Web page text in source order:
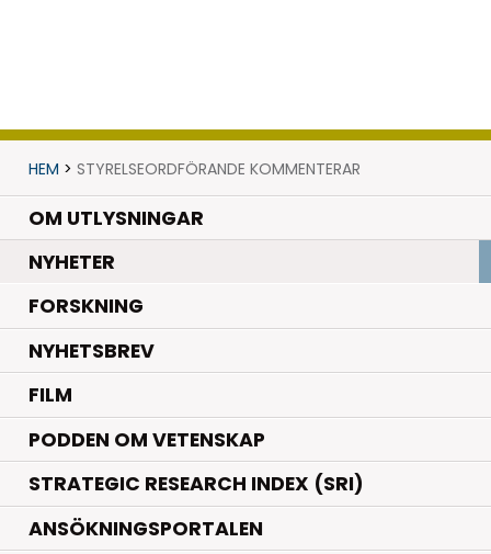
HEM > STYRELSEORDFÖRANDE KOMMENTERAR
OM UTLYSNINGAR
NYHETER.
FORSKNING.
NYHETSBREV
FILM
PODDEN OM VETENSKAP
STRATEGIC RESEARCH INDEX (SRI)
ANSÖKNINGSPORTALEN